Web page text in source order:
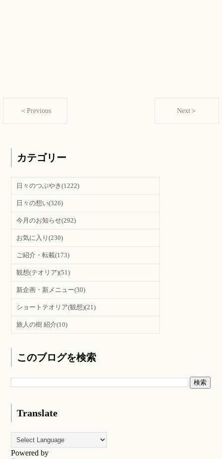
＜Previous Next＞
カテゴリー
日々のつぶやき(1222)
日々の想い(326)
今月のお知らせ(292)
お気に入り(230)
ご紹介・転載(173)
観想(テオリア)(51)
新企画・新メニュー(30)
ショートテオリア(観想)(21)
旅人の樹 紹介(10)
このブログを検索
Translate
Powered by